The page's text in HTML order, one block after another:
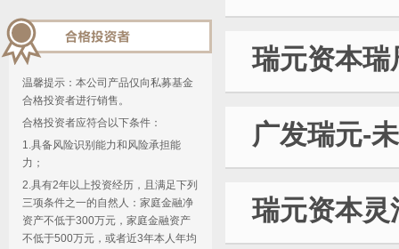
温馨提示：本公司产品仅向私募基金
合格投资者进行销售。
合格投资者应符合以下条件：
1.具备风险识别能力和风险承担能
力；
2.具有2年以上投资经历，且满足下列
三项条件之一的自然人：家庭金融净
资产不低于300万元，家庭金融资产
不低于500万元，或者近3年本人年均
瑞元资本瑞
广发瑞元-
瑞元资本灵